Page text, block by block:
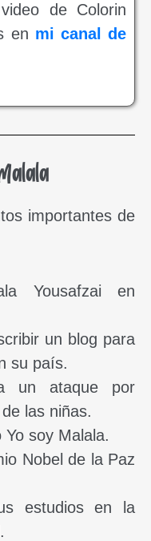
de Colorin
en mi canal de
importantes de
Yousafzai en
un blog para
su país.
un ataque por
las niñas.
soy Malala.
Nobel de la Paz
estudios en la